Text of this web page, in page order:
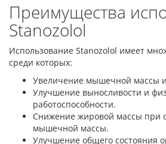
Преимущества
Stanozolol
Использование Stanozolol имеет
среди которых:
Увеличение мышечной массы
Улучшение выносливости и
работоспособности.
Снижение жировой массы при
мышечной массы.
Улучшение общего состояния